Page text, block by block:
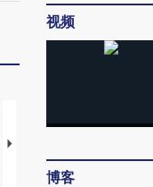
马航飞行员跨国走私7万
粒摇头丸 尿检体内含3种
视频
博客